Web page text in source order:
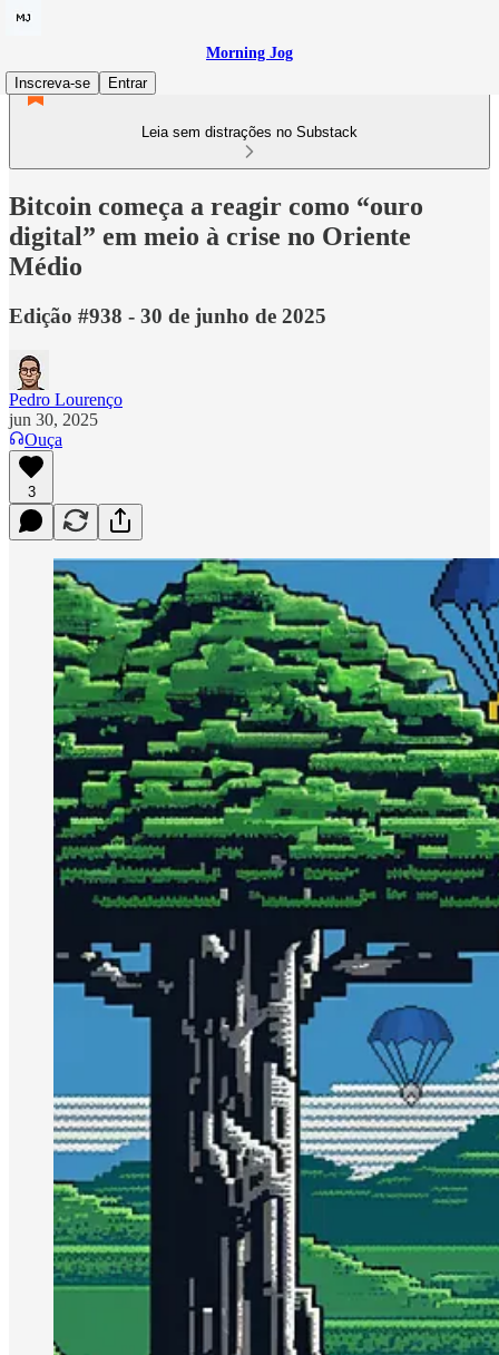
Morning Jog
Inscreva-se
Entrar
Leia sem distrações no Substack
Bitcoin começa a reagir como “ouro
digital” em meio à crise no Oriente
Médio
Edição #938 - 30 de junho de 2025
Pedro Lourenço
jun 30, 2025
Ouça
3